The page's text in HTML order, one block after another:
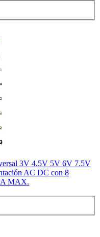
3V 4.5V 5V 6V 7.5V
AC DC con 8
MAX.